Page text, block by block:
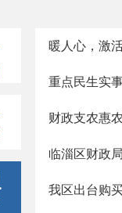
暖人心，激
重点民生实
财政支农惠
临淄区财政
我区出台购